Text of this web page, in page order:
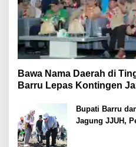
Bawa Nama Daerah di
Barru Lepas Kontingen
Bupati Barru
Jagung JJUH,